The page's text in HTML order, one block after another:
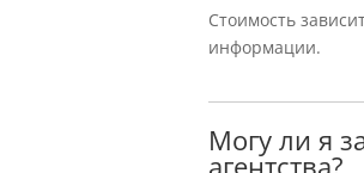
Стоимость
информации.
Могу ли я
агентства?